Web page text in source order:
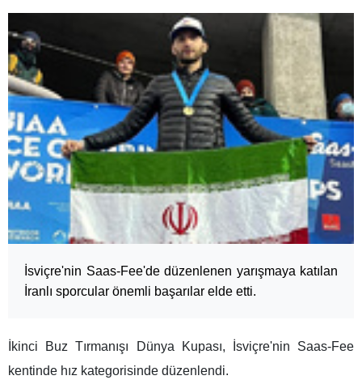
İsviçre'nin Saas-Fee'de düzenlenen yarışmaya katılan
İranlı sporcular önemli başarılar elde etti.
İkinci Buz Tırmanışı Dünya Kupası, İsviçre'nin Saas-Fee
kentinde hız kategorisinde düzenlendi.